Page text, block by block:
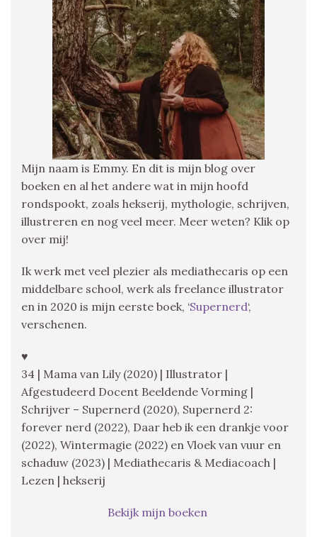
Mijn naam is Emmy. En dit is mijn blog over
boeken en al het andere wat in mijn hoofd
rondspookt, zoals hekserij, mythologie, schrijven,
illustreren en nog veel meer. Meer weten? Klik op
over mij!
Ik werk met veel plezier als mediathecaris op een
middelbare school, werk als freelance illustrator
en in 2020 is mijn eerste boek, ‘Supernerd‘,
verschenen.
♥
34 | Mama van Lily (2020) | Illustrator |
Afgestudeerd Docent Beeldende Vorming |
Schrijver – Supernerd (2020), Supernerd 2:
forever nerd (2022), Daar heb ik een drankje voor
(2022), Wintermagie (2022) en Vloek van vuur en
schaduw (2023) | Mediathecaris & Mediacoach |
Lezen | hekserij
Bekijk mijn boeken